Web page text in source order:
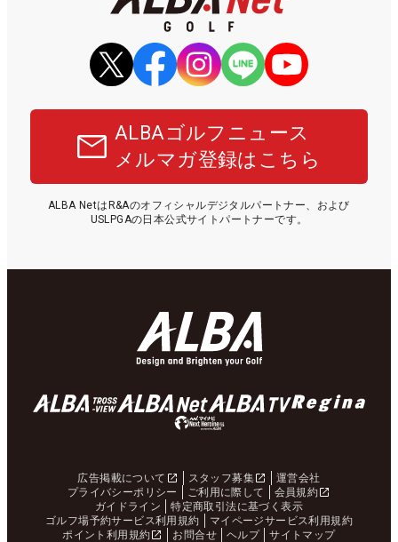
ALBAゴルフニュース
メルマガ登録はこちら
ALBA NetはR&Aのオフィシャルデジタルパートナー、および
USLPGAの日本公式サイトパートナーです。
広告掲載について スタッフ募集
運営会社
プライバシーポリシー
ご利用に際して
会員規約
ガイドライン
特定商取引法に基づく表示
ゴルフ場予約サービス利用規約
マイページサービス利用規約
ポイント利用規約
お問合せ ヘルプ サイトマップ